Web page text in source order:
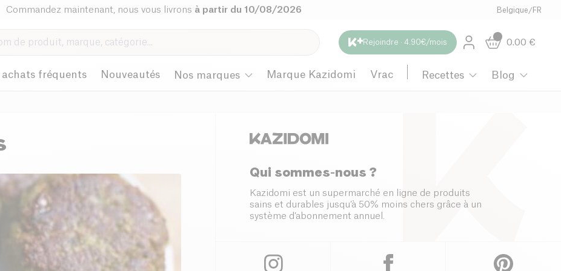
Commandez maintenant, nous vous livrons à partir du 10/08/2026 Belgique /FR
Rejoindre · 4.90€/mois 0.00 €
achats fréquents Nouveautés Nos marques Marque Kazidomi Vrac Recettes Blog
Qui sommes-nous ?
Kazidomi est un supermarché en ligne de produits
sains et durables jusqu’à 50% moins chers grâce à un
système d’abonnement annuel.